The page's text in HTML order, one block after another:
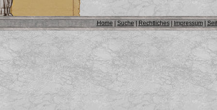
Home| Suche | Rechtliches| Impressum|